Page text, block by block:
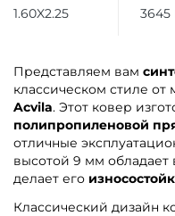
1.60X2.25 3645
Представляем вам
классическом стиле от
Acvila. Этот ковер
полипропиленовой
отличные
высотой 9 мм обладает
делает его
Классический дизайн